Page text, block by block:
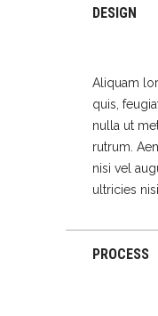
DESIGN
Aliquam
quis,
nulla ut
rutrum.
nisi vel
ultricies
PROCESS